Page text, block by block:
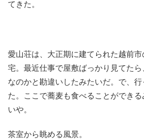
てきた。
愛山荘は、大正期に建てられた越前
宅。最近仕事で屋敷ばっかり見てた
なのかと勘違いしたみたいだ。で、
た。ここで蕎麦も食べることができ
いや。
茶室から眺める風景。